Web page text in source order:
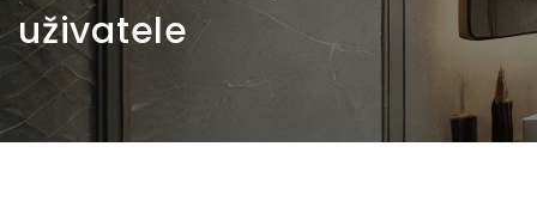
uživatele